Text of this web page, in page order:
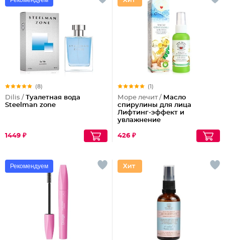
(8)
Dilis / Туалетная вода
Steelman zone
1449 ₽
(1)
Море лечит / Масло
спирулины для лица
Лифтинг-эффект и
увлажнение
426 ₽
Рекомендуем